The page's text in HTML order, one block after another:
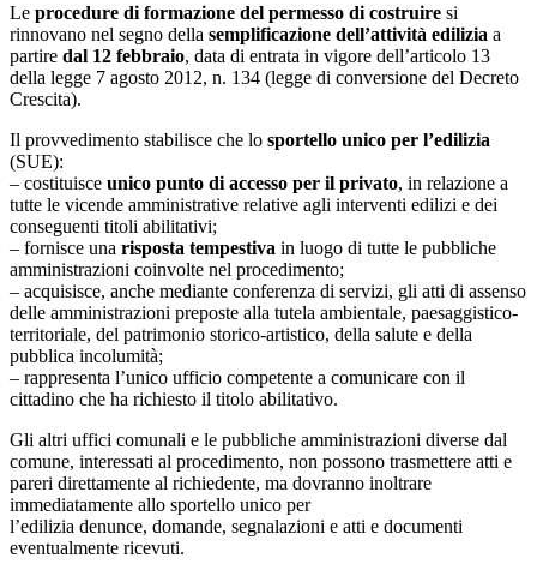
Le procedure di formazione del permesso di costruire si
rinnovano nel segno della semplificazione dell’attività edilizia a
partire dal 12 febbraio, data di entrata in vigore dell’articolo 13
della legge 7 agosto 2012, n. 134 (legge di conversione del Decreto
Crescita).
Il provvedimento stabilisce che lo sportello unico per l’edilizia
(SUE):
– costituisce unico punto di accesso per il privato, in relazione a
tutte le vicende amministrative relative agli interventi edilizi e dei
conseguenti titoli abilitativi;
– fornisce una risposta tempestiva in luogo di tutte le pubbliche
amministrazioni coinvolte nel procedimento;
– acquisisce, anche mediante conferenza di servizi, gli atti di assenso
delle amministrazioni preposte alla tutela ambientale, paesaggistico-
territoriale, del patrimonio storico-artistico, della salute e della
pubblica incolumità;
– rappresenta l’unico ufficio competente a comunicare con il
cittadino che ha richiesto il titolo abilitativo.
Gli altri uffici comunali e le pubbliche amministrazioni diverse dal
comune, interessati al procedimento, non possono trasmettere atti e
pareri direttamente al richiedente, ma dovranno inoltrare
immediatamente allo sportello unico per
l’edilizia denunce, domande, segnalazioni e atti e documenti
eventualmente ricevuti.